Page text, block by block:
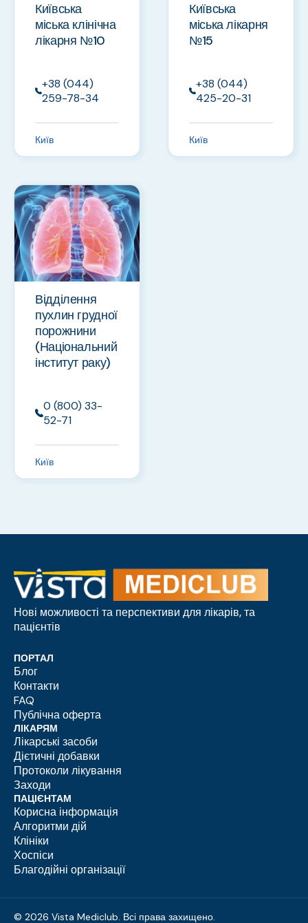
Київська
міська клінічна
лікарня №10
+38 (044)
259-78-34
Київ
Київська
міська лікарня
№15
+38 (044)
425-20-31
Київ
Відділення
пухлин грудної
порожнини
(Національний
інститут раку)
0 (800) 33-
52-71
Київ
Нові можливості та перспективи для лікарів, та
пацієнтів
ПОРТАЛ
Блог
Контакти
FAQ
Публічна оферта
ЛІКАРЯМ
Лікарські засоби
Дієтичні добавки
Протоколи лікування
Заходи
ПАЦІЄНТАМ
Корисна інформація
Алгоритми дій
Клініки
Хоспіси
Благодійні організації
© 2026 Vista Mediclub. Всі права захищено.